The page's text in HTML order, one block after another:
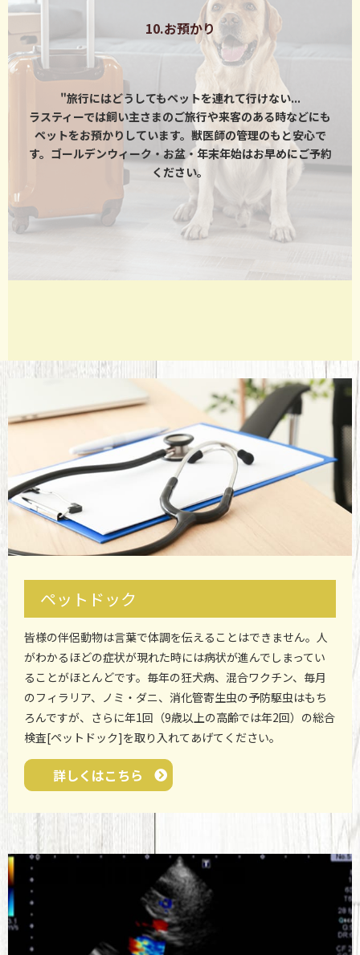
10.お預かり
"旅行にはどうしてもペットを連れて行けない...
ラスティーでは飼い主さまのご旅行や来客のある時などにも
ペットをお預かりしています。獣医師の管理のもと安心で
す。ゴールデンウィーク・お盆・年末年始はお早めにご予約
ください。
ペットドック
皆様の伴侶動物は言葉で体調を伝えることはできません。人
がわかるほどの症状が現れた時には病状が進んでしまってい
ることがほとんどです。毎年の狂犬病、混合ワクチン、毎月
のフィラリア、ノミ・ダニ、消化管寄生虫の予防駆虫はもち
ろんですが、さらに年1回（9歳以上の高齢では年2回）の総合
検査[ペットドック]を取り入れてあげてください。
詳しくはこちら